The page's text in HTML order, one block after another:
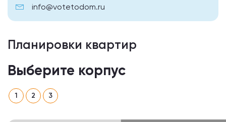
info@votetodom.ru
Планировки квартир
Выберите корпус
1 2 3